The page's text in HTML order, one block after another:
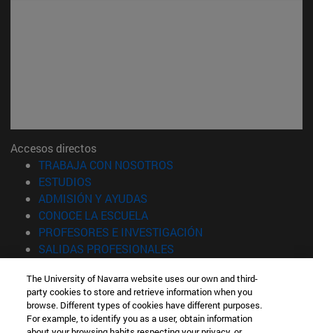
Accesos directos
TRABAJA CON NOSOTROS
ESTUDIOS
ADMISIÓN Y AYUDAS
CONOCE LA ESCUELA(abre en nueva ventana)
PROFESORES E INVESTIGACIÓN
SALIDAS PROFESIONALES
Información
TFNO +34 943 21 98 77
¿QUÉ GRADO TE INTERESA?
The University of Navarra website uses our own and third-
party cookies to store and retrieve information when you
browse. Different types of cookies have different purposes.
For example, to identify you as a user, obtain information